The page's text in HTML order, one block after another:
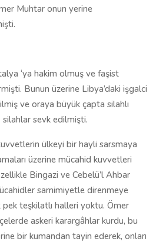
Muhtar onun yerine
‘ya hakim olmuş ve faşist
Bunun üzerine Libya’daki işgalci
ve oraya büyük çapta silahlı
sevk edilmişti.
ülkeyi bir hayli sarsmaya
üzerine mücahid kuvvetleri
Bingazi ve Cebelü’l Ahbar
samimiyetle direnmeye
teşkilatlı halleri yoktu. Ömer
askeri karargâhlar kurdu, bu
bir kumandan tayin ederek, onları